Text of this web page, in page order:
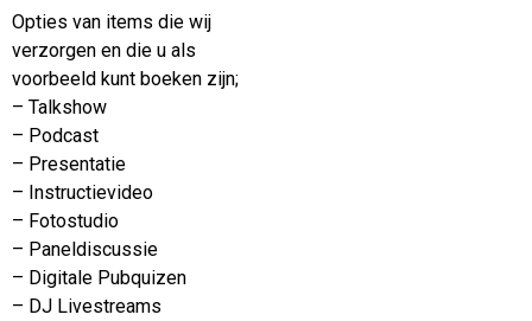
Opties van items die wij
verzorgen en die u als
voorbeeld kunt boeken zijn;
– Talkshow
– Podcast
– Presentatie
– Instructievideo
– Fotostudio
– Paneldiscussie
– Digitale Pubquizen
– DJ Livestreams